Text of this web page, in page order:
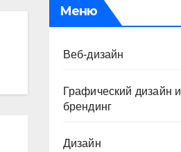
Меню
Веб-дизайн
Графический дизайн и
брендинг
Дизайн